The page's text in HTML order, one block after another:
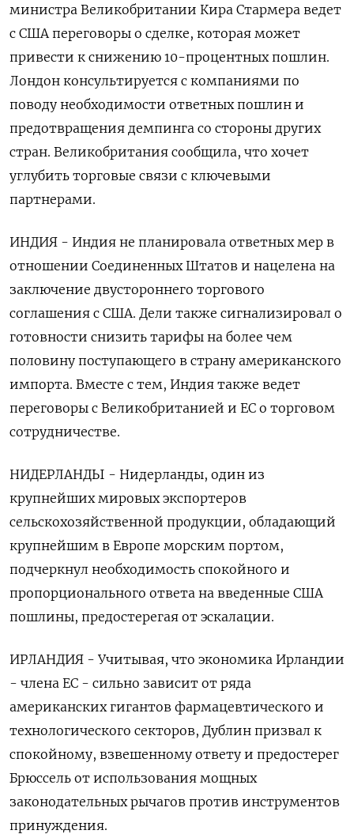
министра Великобритании Кира Стармера ведет
с США переговоры о сделке, которая может
привести к снижению 10-процентных пошлин.
Лондон консультируется с компаниями по
поводу необходимости ответных пошлин и
предотвращения демпинга со стороны других
стран. Великобритания сообщила, что хочет
углубить торговые связи с ключевыми
партнерами.
ИНДИЯ - Индия не планировала ответных мер в
отношении Соединенных Штатов и нацелена на
заключение двустороннего торгового
соглашения с США. Дели также сигнализировал о
готовности снизить тарифы на более чем
половину поступающего в страну американского
импорта. Вместе с тем, Индия также ведет
переговоры с Великобританией и ЕС о торговом
сотрудничестве.
НИДЕРЛАНДЫ - Нидерланды, один из
крупнейших мировых экспортеров
сельскохозяйственной продукции, обладающий
крупнейшим в Европе морским портом,
подчеркнул необходимость спокойного и
пропорционального ответа на введенные США
пошлины, предостерегая от эскалации.
ИРЛАНДИЯ - Учитывая, что экономика Ирландии
- члена ЕС - сильно зависит от ряда
американских гигантов фармацевтического и
технологического секторов, Дублин призвал к
спокойному, взвешенному ответу и предостерег
Брюссель от использования мощных
законодательных рычагов против инструментов
принуждения.